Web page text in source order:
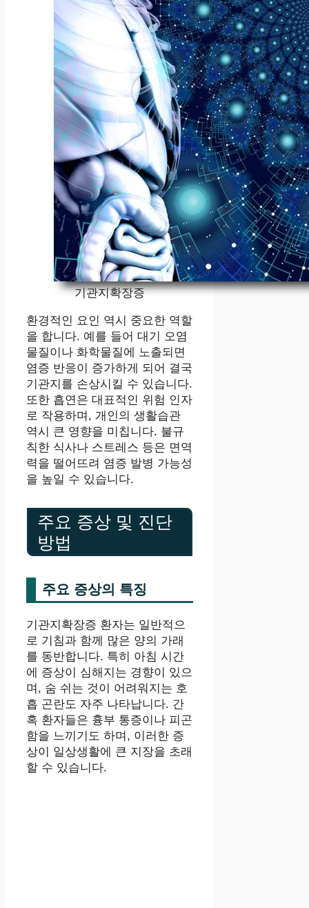
기관지확장증
환경적인 요인 역시 중요한 역할
을 합니다. 예를 들어 대기 오염
물질이나 화학물질에 노출되면
염증 반응이 증가하게 되어 결국
기관지를 손상시킬 수 있습니다.
또한 흡연은 대표적인 위험 인자
로 작용하며, 개인의 생활습관
역시 큰 영향을 미칩니다. 불규
칙한 식사나 스트레스 등은 면역
력을 떨어뜨려 염증 발병 가능성
을 높일 수 있습니다.
주요 증상 및 진단
방법
주요 증상의 특징
기관지확장증 환자는 일반적으
로 기침과 함께 많은 양의 가래
를 동반합니다. 특히 아침 시간
에 증상이 심해지는 경향이 있으
며, 숨 쉬는 것이 어려워지는 호
흡 곤란도 자주 나타납니다. 간
혹 환자들은 흉부 통증이나 피곤
함을 느끼기도 하며, 이러한 증
상이 일상생활에 큰 지장을 초래
할 수 있습니다.